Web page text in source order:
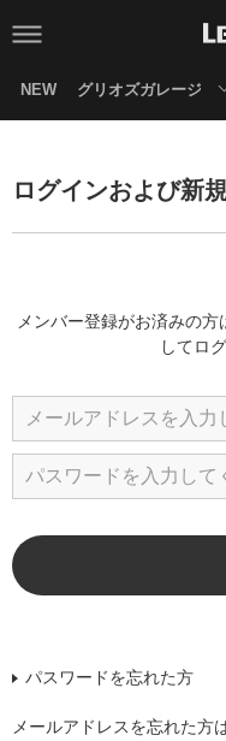
NEW グリオズガレージ
ログインおよび新
メンバー登録がお済みの
してロ
パスワードを忘れた方
メールアドレスを忘れた方